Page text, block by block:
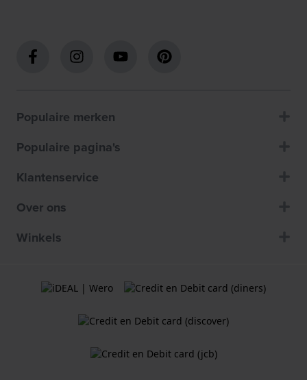
Populaire merken
Populaire pagina's
Klantenservice
Over ons
Winkels